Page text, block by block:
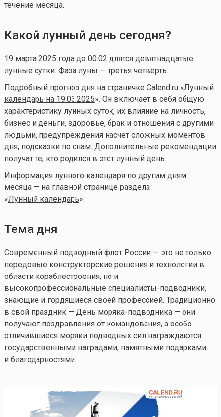
течение месяца.
Какой лунный день сегодня?
19 марта 2025 года до 00:02 длятся девятнадцатые
лунные сутки. Фаза луны — третья четверть.
Подробный прогноз дня на страничке Calend.ru «Лунный
календарь на 19.03.2025». Он включает в себя общую
характеристику лунных суток, их влияние на личность,
бизнес и деньги, здоровье, брак и отношения с другими
людьми, предупреждения насчет сложных моментов
дня, подсказки по снам. Дополнительные рекомендации
получат те, кто родился в этот лунный день.
Информация лунного календаря по другим дням
месяца — на главной странице раздела
«Лунный календарь».
Тема дня
Современный подводный флот России — это не только
передовые конструкторские решения и технологии в
области кораблестроения, но и
высокопрофессиональные специалисты-подводники,
знающие и гордящиеся своей профессией. Традиционно
в свой праздник — День моряка-подводника — они
получают поздравления от командования, а особо
отличившиеся моряки подводных сил награждаются
государственными наградами, памятными подарками
и благодарностями.